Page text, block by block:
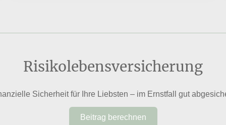
Risikolebensversicherung
Sicherheit für Ihre Liebsten – im Ernstfall gut
Beitrag berechnen